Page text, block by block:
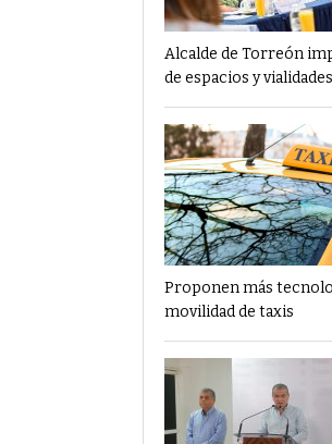
Alcalde de Torreón
de espacios y
Proponen más
movilidad de taxis